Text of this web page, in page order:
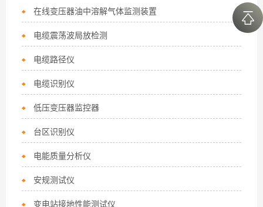
在线变压器油中溶解气体监测装置
电缆震荡波局放检测
电缆路径仪
电缆识别仪
低压变压器监控器
台区识别仪
电能质量分析仪
安规测试仪
变电站接地性能测试仪